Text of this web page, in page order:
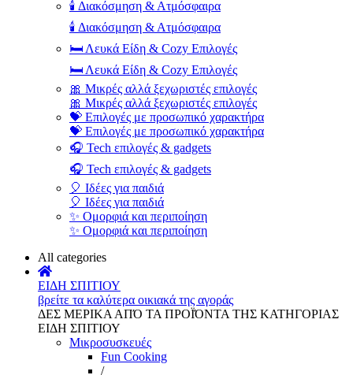
🕯️ Διακόσμηση & Ατμόσφαιρα
🕯️ Διακόσμηση & Ατμόσφαιρα
🛏️ Λευκά Είδη & Cozy Επιλογές
🛏️ Λευκά Είδη & Cozy Επιλογές
🎀 Μικρές αλλά ξεχωριστές επιλογές
🎀 Μικρές αλλά ξεχωριστές επιλογές
💝 Επιλογές με προσωπικό χαρακτήρα
💝 Επιλογές με προσωπικό χαρακτήρα
🎧 Tech επιλογές & gadgets
🎧 Tech επιλογές & gadgets
🎈 Ιδέες για παιδιά
🎈 Ιδέες για παιδιά
✨ Ομορφιά και περιποίηση
✨ Ομορφιά και περιποίηση
All categories
ΕΙΔΗ ΣΠΙΤΙΟΥ
βρείτε τα καλύτερα οικιακά της αγοράς
ΔΕΣ ΜΕΡΙΚΑ ΑΠΌ ΤΑ ΠΡΟΪΌΝΤΑ ΤΗΣ ΚΑΤΗΓΟΡΙΑΣ
ΕΙΔΗ ΣΠΙΤΙΟΥ
Μικροσυσκευές
Fun Cooking
/